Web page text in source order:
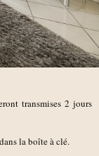
transmises 2 jours
la boîte à clé.